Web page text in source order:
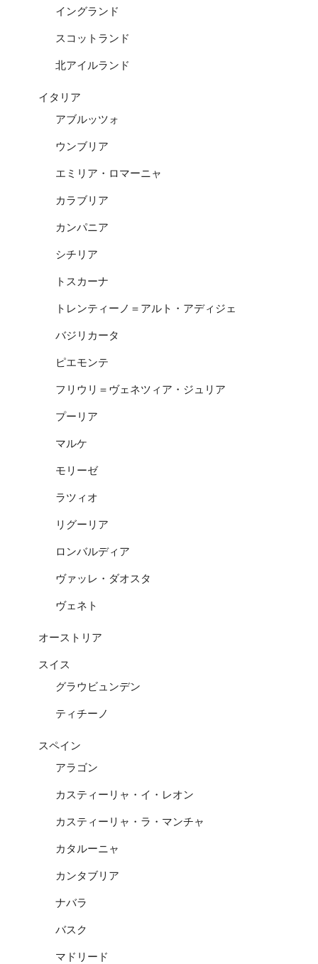
イングランド
スコットランド
北アイルランド
イタリア
アブルッツォ
ウンブリア
エミリア・ロマーニャ
カラブリア
カンパニア
シチリア
トスカーナ
トレンティーノ＝アルト・アディジェ
バジリカータ
ピエモンテ
フリウリ＝ヴェネツィア・ジュリア
プーリア
マルケ
モリーゼ
ラツィオ
リグーリア
ロンバルディア
ヴァッレ・ダオスタ
ヴェネト
オーストリア
スイス
グラウビュンデン
ティチーノ
スペイン
アラゴン
カスティーリャ・イ・レオン
カスティーリャ・ラ・マンチャ
カタルーニャ
カンタブリア
ナバラ
バスク
マドリード